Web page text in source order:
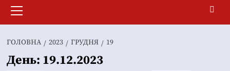
меню
ГОЛОВНА 2023 ГРУДНЯ 19
День: 19.12.2023